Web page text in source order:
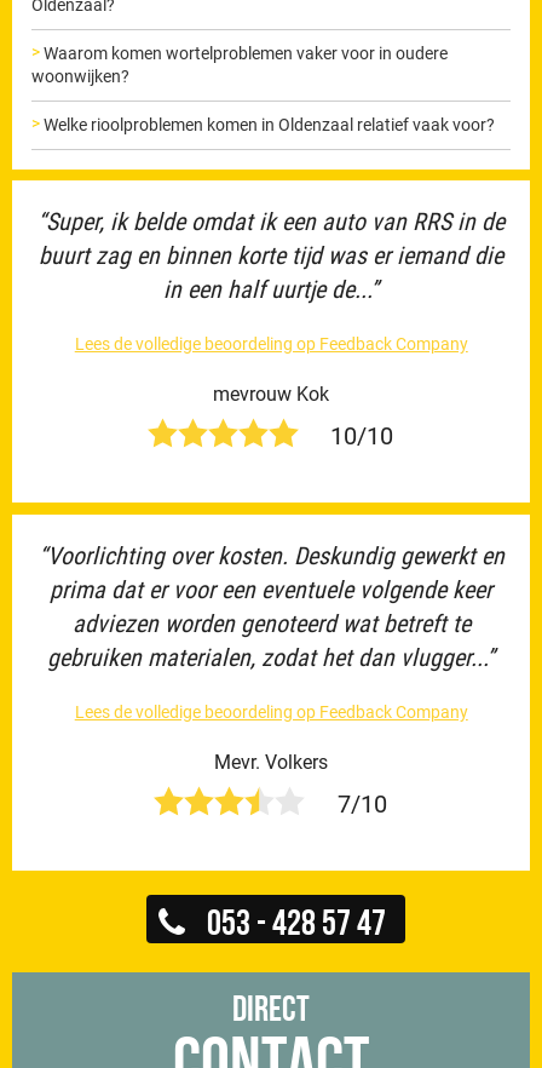
Oldenzaal?
Waarom komen wortelproblemen vaker voor in oudere
woonwijken?
Welke rioolproblemen komen in Oldenzaal relatief vaak voor?
“Super, ik belde omdat ik een auto van RRS in de
buurt zag en binnen korte tijd was er iemand die
in een half uurtje de...”
Lees de volledige beoordeling op Feedback Company
mevrouw Kok
10/10
“Voorlichting over kosten. Deskundig gewerkt en
prima dat er voor een eventuele volgende keer
adviezen worden genoteerd wat betreft te
gebruiken materialen, zodat het dan vlugger...”
Lees de volledige beoordeling op Feedback Company
Mevr. Volkers
7/10
053 - 428 57 47
Direct